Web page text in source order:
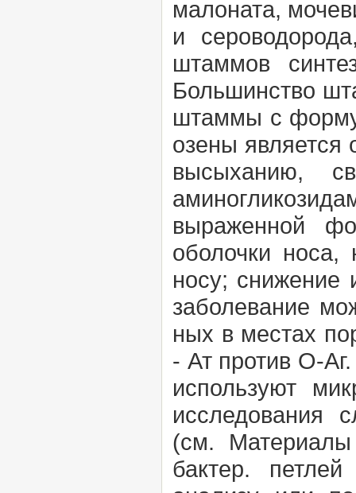
малоната,
и
штаммов
Большинство
штаммы с
озены является
высыханию,
выраженной
оболочки носа,
носу; снижение
заболевание
ных в местах
- Ат против О-
используют
исследования
(см.
бактер.